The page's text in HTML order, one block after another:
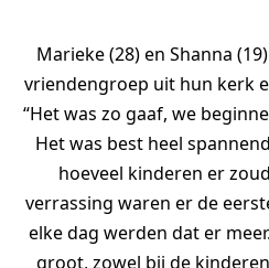
AGAPÈ STUDENTLIFE
ATHLETES IN ACTION
CHURCH MOVEMENTS
Marieke (28) en Shanna
vriendengroep uit hun kerk
“Het was zo gaaf, we
Het was best heel
hoeveel kinderen er
verrassing waren er de
elke dag werden dat er
groot, zowel bij de